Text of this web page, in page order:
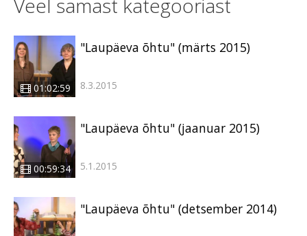
Veel samast kategooriast
01:02:59
"Laupäeva õhtu" (märts 2015)
8.3.2015
00:59:34
"Laupäeva õhtu" (jaanuar 2015)
5.1.2015
"Laupäeva õhtu" (detsember 2014)